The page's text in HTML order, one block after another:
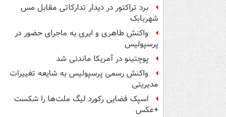
برد تراکتور در دیدار تدارکاتی مقابل مس
شهربابک
واکنش طاهری و ایری به ماجرای حضور در
پرسپولیس
پوچتینو در آمریکا ماندنی شد
واکنش رسمی پرسپولیس به شایعه تغییرات
مدیریتی
اسپک فضایی رکورد لیگ ملت‌ها را شکست
+عکس